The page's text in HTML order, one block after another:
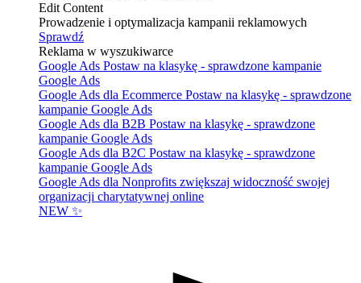
Edit Content
Prowadzenie i optymalizacja kampanii reklamowych
Sprawdź
Reklama w wyszukiwarce
Google Ads Postaw na klasykę - sprawdzone kampanie
Google Ads
Google Ads dla Ecommerce Postaw na klasykę - sprawdzone
kampanie Google Ads
Google Ads dla B2B Postaw na klasykę - sprawdzone
kampanie Google Ads
Google Ads dla B2C Postaw na klasykę - sprawdzone
kampanie Google Ads
Google Ads dla Nonprofits zwiększaj widoczność swojej
organizacji charytatywnej online
NEW ✨